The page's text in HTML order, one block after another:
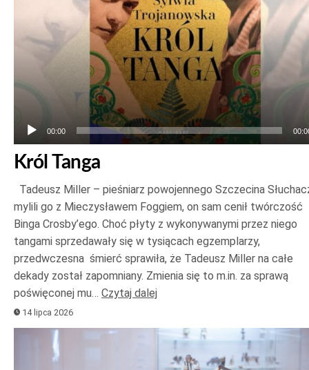
00:00
Król Tanga
Tadeusz Miller – pieśniarz powojennego Szczecina
mylili go z Mieczysławem Foggiem, on sam cenił twórczość
Binga Crosby’ego. Choć płyty z wykonywanymi przez niego
tangami sprzedawały się w tysiącach egzemplarzy,
przedwczesna śmierć sprawiła, że Tadeusz Miller na całe
dekady został zapomniany. Zmienia się to m.in. za sprawą
poświęconej mu… Czytaj dalej
14 lipca 2026
Odtwarzacz